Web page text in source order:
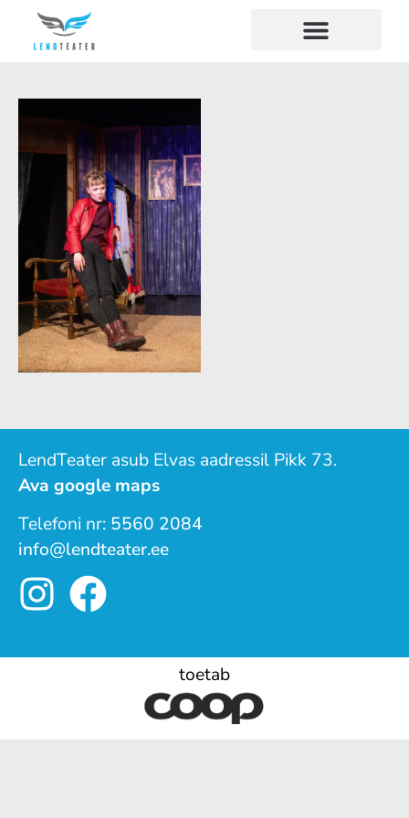
LendTeater asub Elvas aadressil Pikk 73.
Ava google maps
Telefoni nr: 5560 2084
info@lendteater.ee
toetab